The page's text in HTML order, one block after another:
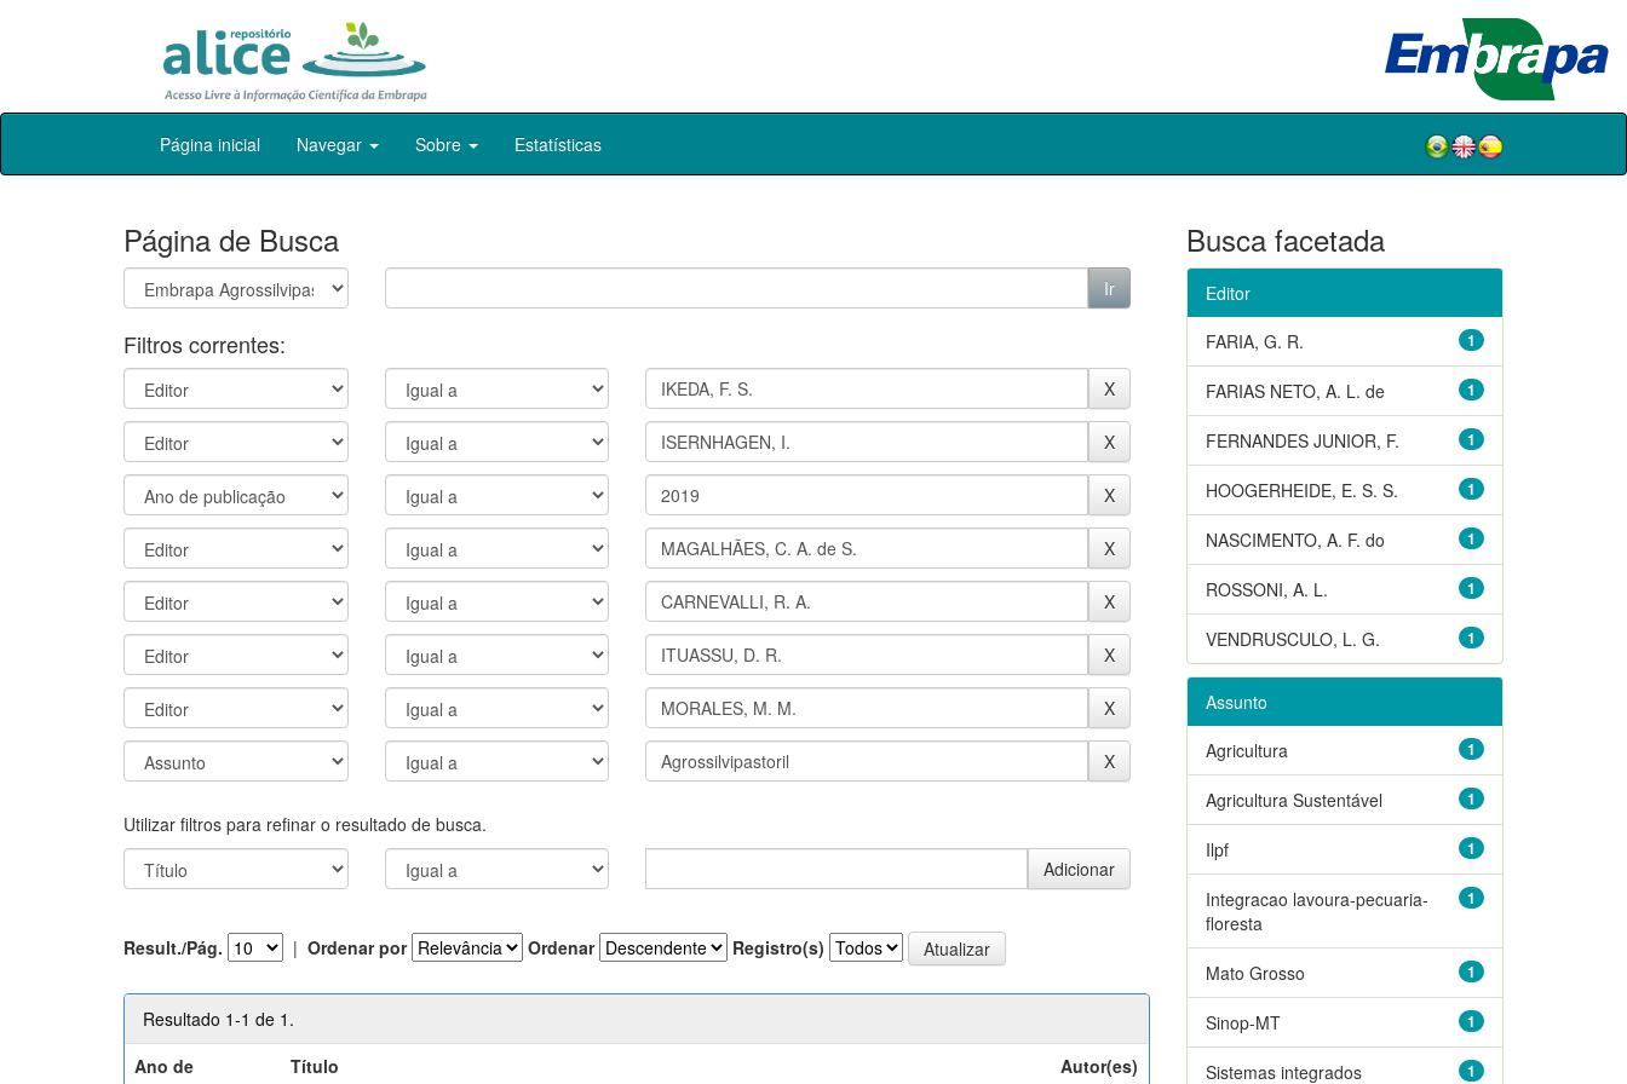
Skip
Página inicial Navegar Sobre Estatísticas
Página de Busca
Filtros correntes:
Utilizar filtros para refinar o resultado de busca.
Result./Pág. | Ordenar por Ordenar Registro(s)
Resultado 1-1 de 1.
Ano de
Título Autor(es)
Busca facetada
Editor
1
FARIA, G. R.
1
FARIAS NETO, A. L. de
1
FERNANDES JUNIOR, F.
1
HOOGERHEIDE, E. S. S.
1
NASCIMENTO, A. F. do
1
ROSSONI, A. L.
1
VENDRUSCULO, L. G.
Assunto
1
Agricultura
1
Agricultura Sustentável
1
Ilpf
1
Integracao lavoura-pecuaria-
floresta
1
Mato Grosso
1
Sinop-MT
1
Sistemas integrados